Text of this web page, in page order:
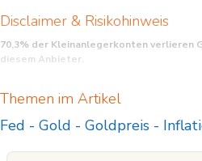
Disclaimer & Risikohinweis
70,3% der Kleinanlegerkonten verlieren
diesem Anbieter.
hohes Risiko, schnell Geld zu verlieren. Sie
einzugehen, Ihr Geld zu verlieren.
Themen im Artikel
Fed - Gold - Goldpreis -